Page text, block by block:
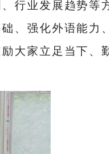
行业发展趋势等
、强化外语能力
大家立足当下、